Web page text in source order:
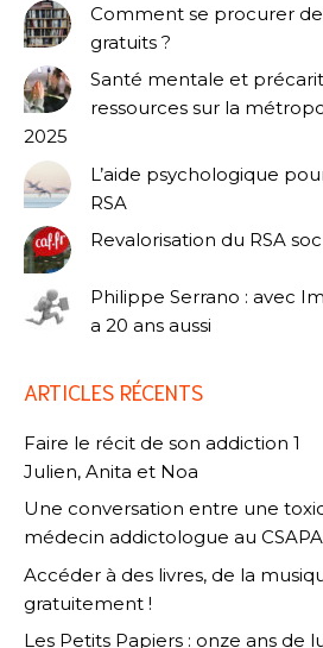
Comment se procurer
gratuits ?
Santé mentale et
ressources sur la
2025
L’aide psychologique
RSA
Revalorisation du RSA
Philippe Serrano : avec
a 20 ans aussi
ARTICLES RÉCENTS
Faire le récit de son addiction 1
Julien, Anita et Noa
Une conversation entre une
médecin addictologue au
Accéder à des livres, de la
gratuitement !
Les Petits Papiers : onze ans de